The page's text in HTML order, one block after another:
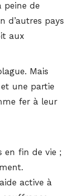
peine de
d’autres pays
aux
Mais
une partie
fer à leur
en fin de vie ;
active à